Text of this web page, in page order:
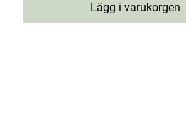
Lägg i varukorgen